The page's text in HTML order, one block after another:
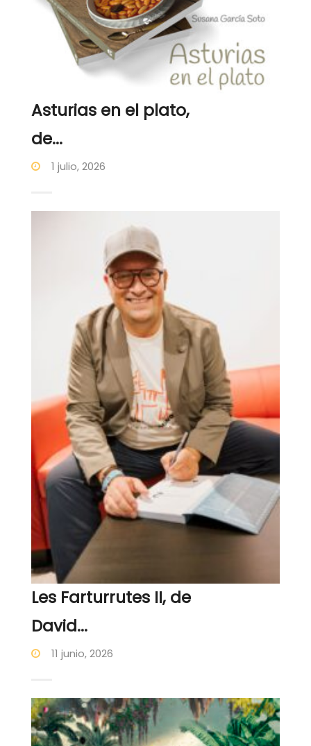
Asturias en el plato,
de...
1 julio, 2026
Les Farturrutes II, de
David...
11 junio, 2026